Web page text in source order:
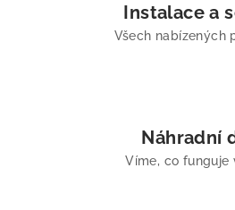
Instalace a
Všech nabízených
Náhradní
Víme, co funguje